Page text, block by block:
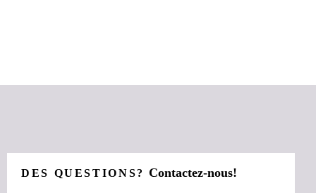
DES QUESTIONS?Contactez-nous!